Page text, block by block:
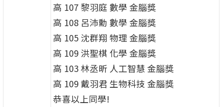
高 107 黎羽庭 數學 金腦獎
高 108 呂沛勳 數學 金腦獎
高 105 沈群翔 物理 金腦獎
高 109 洪聖棋 化學 金腦獎
高 103 林丞昕 人工智慧 金腦獎
高 109 戴羽君 生物科技 金腦獎
恭喜以上同學!